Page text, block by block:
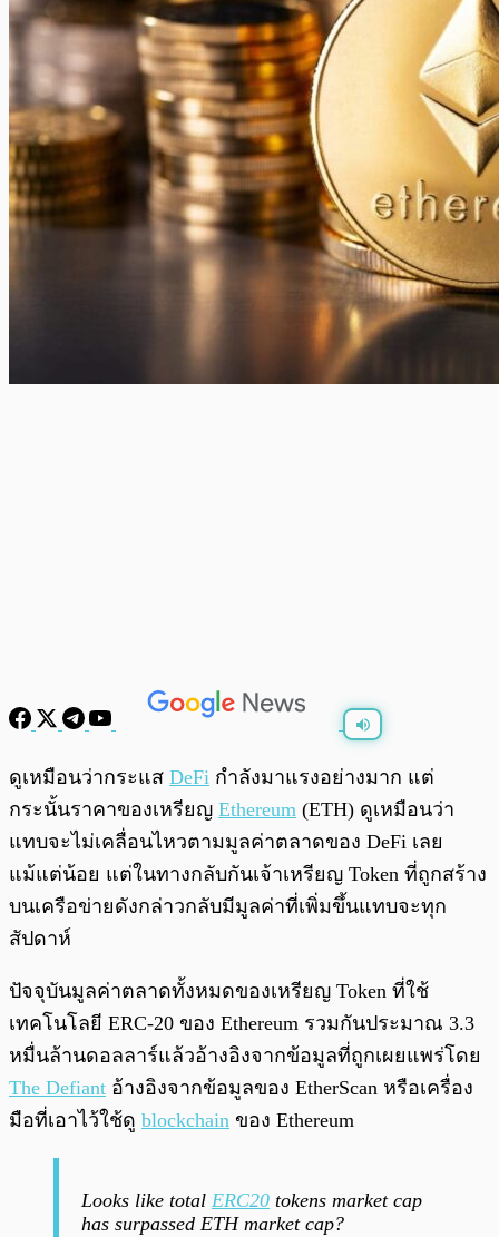
พร้อมเล่น 0:00
ดูเหมือนว่ากระแส DeFi กำลังมาแรงอย่างมาก แต่
กระนั้นราคาของเหรียญ Ethereum (ETH) ดูเหมือนว่า
แทบจะไม่เคลื่อนไหวตามมูลค่าตลาดของ DeFi เลย
แม้แต่น้อย แต่ในทางกลับกันเจ้าเหรียญ Token ที่ถูกสร้าง
บนเครือข่ายดังกล่าวกลับมีมูลค่าที่เพิ่มขึ้นแทบจะทุก
สัปดาห์
ปัจจุบันมูลค่าตลาดทั้งหมดของเหรียญ Token ที่ใช้
เทคโนโลยี ERC-20 ของ Ethereum รวมกันประมาณ 3.3
หมื่นล้านดอลลาร์แล้วอ้างอิงจากข้อมูลที่ถูกเผยแพร่โดย
The Defiant อ้างอิงจากข้อมูลของ EtherScan หรือเครื่อง
มือที่เอาไว้ใช้ดู blockchain ของ Ethereum
Looks like total ERC20 tokens market cap
has surpassed ETH market cap?